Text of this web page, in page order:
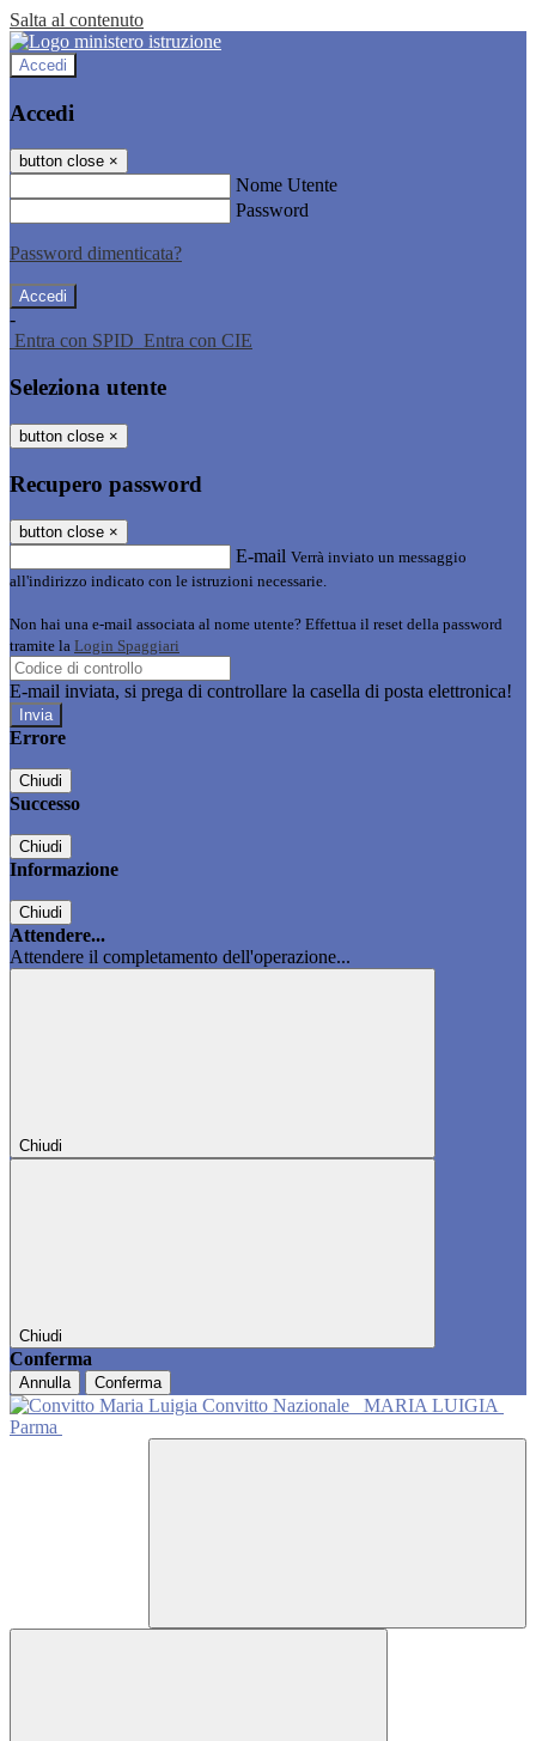
Salta al contenuto
Accedi
Accedi
button close ×
Nome Utente
Password
Password dimenticata?
-
Entra con SPID Entra con CIE
Seleziona utente
button close ×
Recupero password
button close ×
E-mail Verrà inviato un messaggio
all'indirizzo indicato con le istruzioni necessarie.
Non hai una e-mail associata al nome utente? Effettua il reset della password
tramite la Login Spaggiari
E-mail inviata, si prega di controllare la casella di posta elettronica!
Errore
Chiudi
Successo
Chiudi
Informazione
Chiudi
Attendere...
Attendere il completamento dell'operazione...
Chiudi
Chiudi
Conferma
Annulla Conferma
Convitto Nazionale
MARIA LUIGIA
Parma